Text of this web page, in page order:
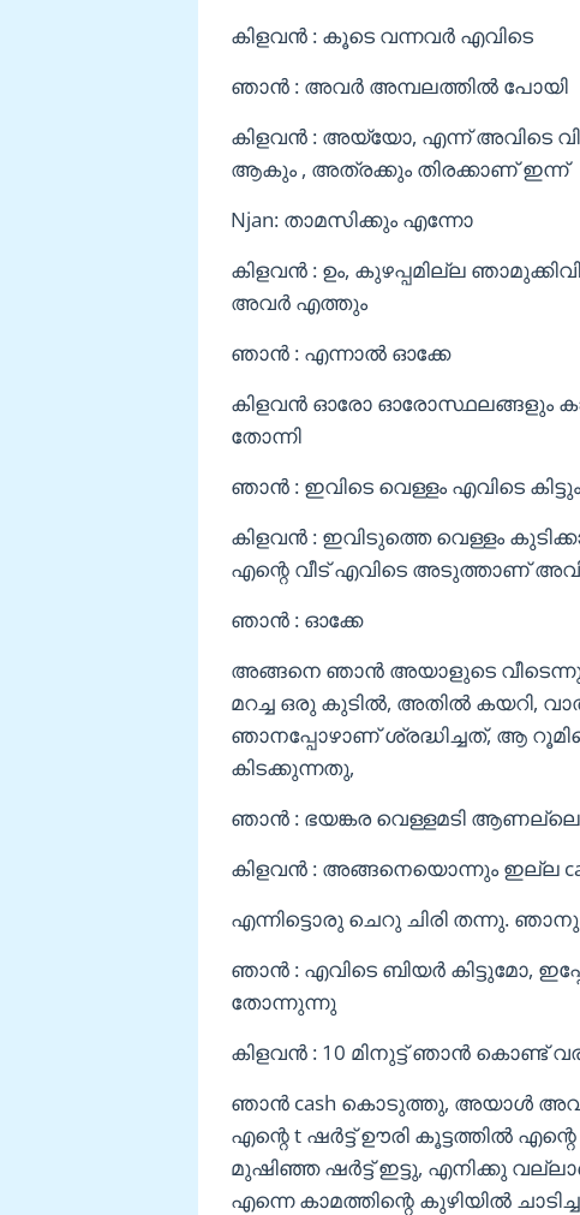
കിളവൻ : കൂടെ വന്നവർ എവിടെ
ഞാൻ : അവർ അമ്പലത്തിൽ പോയി
കിളവൻ : അയ്യോ, എന്ന് അവിടെ
ആകും , അത്രക്കും തിരക്കാണ് ഇന്ന്
Njan: താമസിക്കും എന്നോ
കിളവൻ : ഉം, കുഴപ്പമില്ല
അവർ എത്തും
ഞാൻ : എന്നാൽ ഓക്കേ
കിളവൻ ഓരോ ഓരോസ്ഥലങ്ങളും
തോന്നി
ഞാൻ : ഇവിടെ വെള്ളം എവിടെ
കിളവൻ : ഇവിടുത്തെ വെള്ളം
എന്റെ വീട് എവിടെ അടുത്താണ്
ഞാൻ : ഓക്കേ
അങ്ങനെ ഞാൻ അയാളുടെ വീടെന്നു
മറച്ച ഒരു കുടിൽ, അതിൽ കയറി,
ഞാനപ്പോഴാണ് ശ്രദ്ധിച്ചത്, ആ
കിടക്കുന്നതു,
ഞാൻ : ഭയങ്കര വെള്ളമടി ആണല്ലെ
കിളവൻ : അങ്ങനെയൊന്നും ഇല്ല
എന്നിട്ടൊരു ചെറു ചിരി തന്നു. ഞാനും
ഞാൻ : എവിടെ ബിയർ കിട്ടുമോ,
തോന്നുന്നു
കിളവൻ : 10 മിനുട്ട് ഞാൻ കൊണ്ട്
ഞാൻ cash കൊടുത്തു, അയാൾ
എന്റെ t ഷർട്ട്‌ ഊരി കൂട്ടത്തിൽ
മുഷിഞ്ഞ ഷർട്ട്‌ ഇട്ടു, എനിക്കു
എന്നെ കാമത്തിന്റെ കുഴിയിൽ